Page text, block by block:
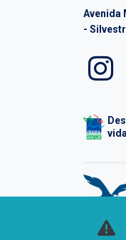
Avenida
-